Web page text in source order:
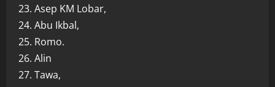
23. Asep KM Lobar,
24. Abu Ikbal,
25. Romo.
26. Alin
27. Tawa,